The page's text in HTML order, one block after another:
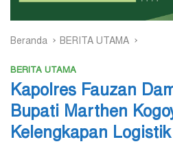
Beranda BERITA UTAMA
BERITA UTAMA
Kapolres Fauzan
Bupati Marthen
Kelengkapan